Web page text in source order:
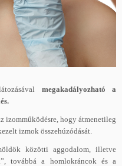
megakadályozható a
izomműködésre, hogy átmenetileg
izmok összehúzódását.
közötti aggodalom, illetve
továbbá a homlokráncok és a